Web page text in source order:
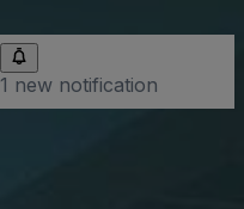
1 new notification